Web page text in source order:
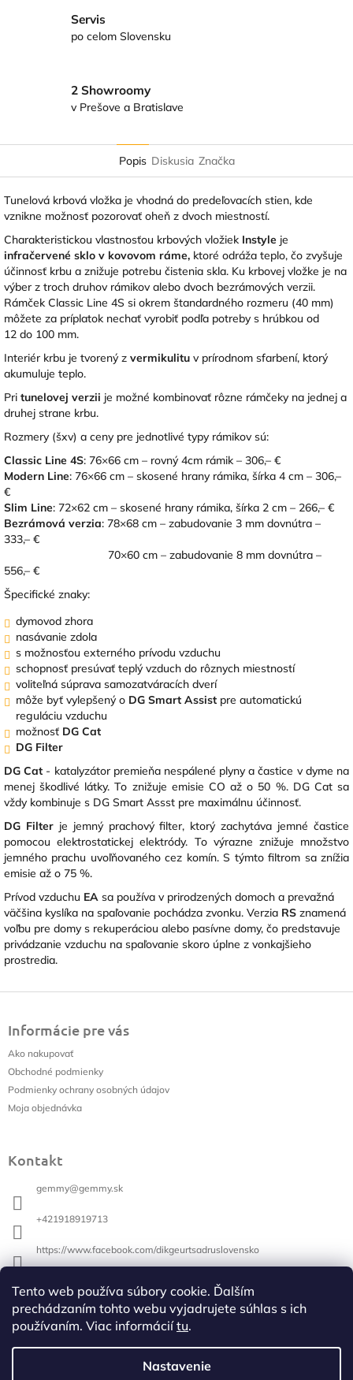
Tento web používa súbory cookie. Ďalším
prechádzaním tohto webu vyjadrujete súhlas s ich
používaním. Viac informáciítu.
Nastavenie
Servis
po celom Slovensku
2 Showroomy
v Prešove a Bratislave
Popis Diskusia Značka
Tunelová krbová vložka je vhodná do predeľovacích stien, kde
vznikne možnosť pozorovať oheň z dvoch miestností.
Charakteristickou vlastnosťou krbových vložiek Instyle je
infračervené sklo v kovovom ráme, ktoré odráža teplo, čo zvyšuje
účinnosť krbu a znižuje potrebu čistenia skla. Ku krbovej vložke je na
výber z troch druhov rámikov alebo dvoch bezrámových verzii.
Rámček Classic Line 4S si okrem štandardného rozmeru (40 mm)
môžete za príplatok nechať vyrobiť podľa potreby s hrúbkou od
12 do 100 mm.
Interiér krbu je tvorený z vermikulitu v prírodnom sfarbení, ktorý
akumuluje teplo.
Pri tunelovej verzii je možné kombinovať rôzne rámčeky na jednej a
druhej strane krbu.
Rozmery (šxv) a ceny pre jednotlivé typy rámikov sú:
Classic Line 4S: 76×66 cm – rovný 4cm rámik – 306,– €
Modern Line: 76×66 cm – skosené hrany rámika, šírka 4 cm – 306,–
€
Slim Line: 72×62 cm – skosené hrany rámika, šírka 2 cm – 266,– €
Bezrámová verzia: 78×68 cm – zabudovanie 3 mm dovnútra –
333,– €
70×60 cm – zabudovanie 8 mm dovnútra –
556,– €
Špecifické znaky:
dymovod zhora
nasávanie zdola
s možnosťou externého prívodu vzduchu
schopnosť presúvať teplý vzduch do rôznych miestností
voliteľná súprava samozatváracích dverí
môže byť vylepšený o DG Smart Assist pre automatickú
reguláciu vzduchu
možnosť DG Cat
DG Filter
DG Cat - katalyzátor premieňa nespálené plyny a častice v dyme na
menej škodlivé látky. To znižuje emisie CO až o 50 %. DG Cat sa
vždy kombinuje s DG Smart Assst pre maximálnu účinnosť.
DG Filterje jemný prachový filter, ktorý zachytáva jemné častice
pomocou elektrostatickej elektródy. To výrazne znižuje množstvo
jemného prachu uvoľňovaného cez komín. S týmto filtrom sa znížia
emisie až o 75 %.
Prívod vzduchu EA sa používa v prirodzených domoch a prevažná
väčšina kyslíka na spaľovanie pochádza zvonku. Verzia RS znamená
voľbu pre domy s rekuperáciou alebo pasívne domy, čo predstavuje
privádzanie vzduchu na spaľovanie skoro úplne z vonkajšieho
prostredia.
Informácie pre vás
Ako nakupovať
Obchodné podmienky
Podmienky ochrany osobných údajov
Moja objednávka
Kontakt
gemmy@gemmy.sk
+421918919713
https://www.facebook.com/dikgeurtsadruslovensko
Vyhľadávanie
Hľadať